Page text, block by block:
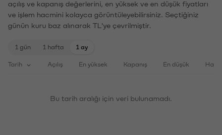
açılış ve kapanış değerlerini, en yüksek ve en düşük fiyatları
ve işlem hacmini kolayca görüntüleyebilirsiniz. Seçtiğiniz
günün kuru baz alınarak TL'ye çevrilmiştir.
1 gün 1 hafta 1 ay
Tarih Açılış En yüksek Kapanış En düşük
Bu tarih aralığı için veri bulunamadı.